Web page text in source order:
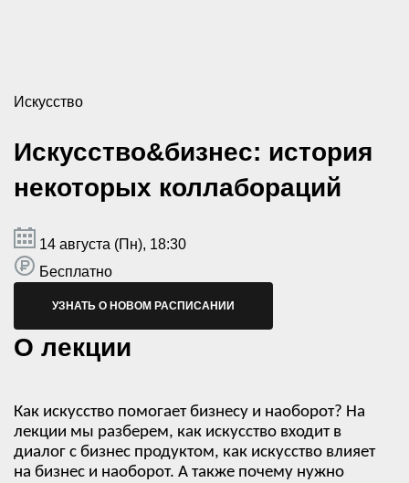
Искусство
Искусство&бизнес: история
некоторых коллабораций
14 августа (Пн), 18:30
Бесплатно
УЗНАТЬ О НОВОМ РАСПИСАНИИ
О лекции
Как искусство помогает бизнесу и наоборот? На
лекции мы разберем, как искусство входит в
диалог с бизнес продуктом, как искусство влияет
на бизнес и наоборот. А также почему нужно